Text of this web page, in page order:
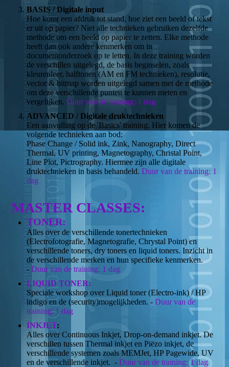
BASIS / Digitale input
Hoe komt een afdruk tot stand, hoe ziet een beeld of tekst
er uit op papier? Niet alle technieken gebruiken dezelfde
methode om een beeld op papier te zetten. Elke methode
heeft dan ook andere kenmerken om in
documentonderzoek op te letten. In deze training worden
de verschillen uitgelegd, de basis beginselen, zoals
kleurenleer, halftonen (AM en FM technieken), resolutie,
vector & bitmap worden uitgelegd samen met de methode
om deze verschillende punten te kunnen meten en
vergelijken.Duur van de training: 1 dag
ADVANCED / Digitale druktechnieken
Een aanvulling op de 'Basics' training. Hier komen de
volgende technieken aan bod:
Phase Change / Solid ink, Zink, Nanography, Direct
Thermal, UV printing, Magnetography, Christal Point,
Line Plot, Pictrography. Hiermee zijn alle digitale
druktechnieken in basis behandeld.Duur van de training: 1
dag
MASTER CLASSES:
TONER:
Alles over de verschillende tonertechnieken
(Electrofotografie, Magnetografie, Chrystal Point) en
verschillende toners, dry toners en liquid toners. Inzicht in
de verschillende merken en hun specifieke kenmerken.
-Duur van de training: 1 dag
LIQUID TONER:
Speciale workshop over Liquid toner (Electro-ink) / HP
indigo en de (security)mogelijkheden. -Duur van de
training: 1 dag
INKJET:
Alles over Continuous Inkjet, Drop-on-demand inkjet. De
verschillen tussen Thermal inkjet en Piëzo inkjet, de
verschillende systemen zoals MEMJet, HP Pagewide, UV
en de verschillende inkjet. -Duur van de training: 1 dag